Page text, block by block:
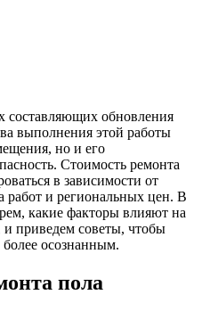
обновления
выполнения этой работы
но и его
Стоимость ремонта
в зависимости от
работ и региональных цен. В
какие факторы влияют на
и приведем советы, чтобы
более осознанным.
пола